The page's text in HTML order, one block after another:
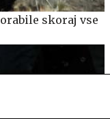
skoraj vse